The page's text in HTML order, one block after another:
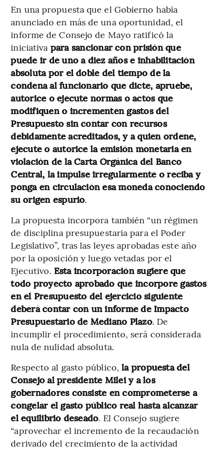
En una propuesta que el Gobierno había
anunciado en más de una oportunidad, el
informe de Consejo de Mayo ratificó la
iniciativa para sancionar con prisión que
puede ir de uno a diez años e inhabilitación
absoluta por el doble del tiempo de la
condena al funcionario que dicte, apruebe,
autorice o ejecute normas o actos que
modifiquen o incrementen gastos del
Presupuesto sin contar con recursos
debidamente acreditados, y a quien ordene,
ejecute o autorice la emisión monetaria en
violación de la Carta Orgánica del Banco
Central, la impulse irregularmente o reciba y
ponga en circulación esa moneda conociendo
su origen espurio.
La propuesta incorpora también “un régimen
de disciplina presupuestaria para el Poder
Legislativo”, tras las leyes aprobadas este año
por la oposición y luego vetadas por el
Ejecutivo. Esta incorporación sugiere que
todo proyecto aprobado que incorpore gastos
en el Presupuesto del ejercicio siguiente
deberá contar con un informe de Impacto
Presupuestario de Mediano Plazo. De
incumplir el procedimiento, será considerada
nula de nulidad absoluta.
Respecto al gasto público,la propuesta del
Consejo al presidente Milei y a los
gobernadores consiste en comprometerse a
congelar el gasto público real hasta alcanzar
el equilibrio deseado. El Consejo sugiere
“aprovechar el incremento de la recaudación
derivado del crecimiento de la actividad